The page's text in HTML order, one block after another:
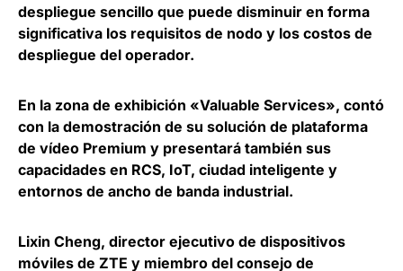
despliegue sencillo que puede disminuir en forma
significativa los requisitos de nodo y los costos de
despliegue del operador.
En la zona de exhibición «Valuable Services», contó
con la demostración de su solución de plataforma
de vídeo Premium y presentará también sus
capacidades en RCS, IoT, ciudad inteligente y
entornos de ancho de banda industrial.
Lixin Cheng, director ejecutivo de dispositivos
móviles de ZTE y miembro del consejo de